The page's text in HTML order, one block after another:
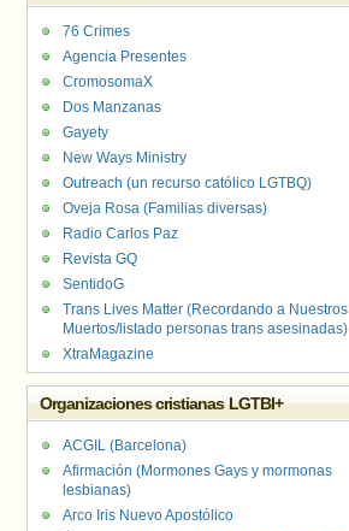
76 Crimes
Agencia Presentes
CromosomaX
Dos Manzanas
Gayety
New Ways Ministry
Outreach (un recurso católico LGTBQ)
Oveja Rosa (Familias diversas)
Radio Carlos Paz
Revista GQ
SentidoG
Trans Lives Matter (Recordando a Nuestros
Muertos/listado personas trans asesinadas)
XtraMagazine
Organizaciones cristianas LGTBI+
ACGIL (Barcelona)
Afirmación (Mormones Gays y mormonas
lesbianas)
Arco Iris Nuevo Apostólico